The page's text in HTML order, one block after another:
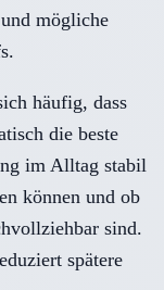
mögliche
häufig, dass
die beste
im Alltag stabil
können und ob
sind.
spätere